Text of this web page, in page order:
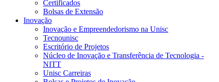
Certificados
Bolsas de Extensão
Inovação
Inovação e Empreendedorismo na Unisc
Tecnounisc
Escritório de Projetos
Núcleo de Inovação e Transferência de Tecnologia -
NITT
Unisc Carreiras